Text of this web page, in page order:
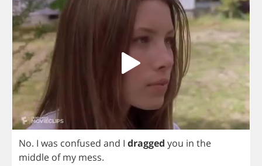
No. I was confused and I dragged you in the
middle of my mess.